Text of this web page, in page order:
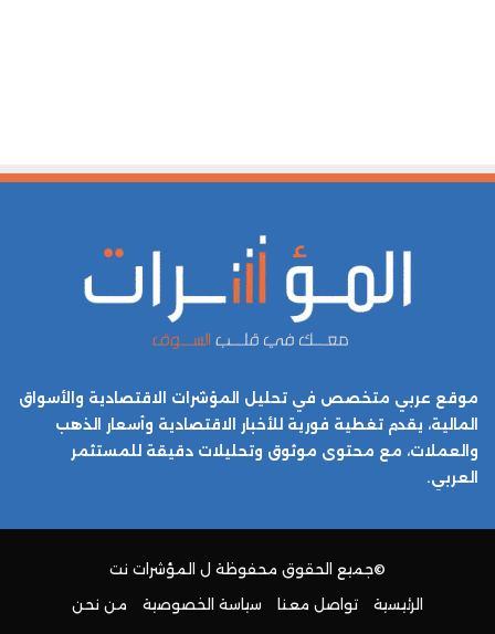
موقع عربي متخصص في تحليل المؤشرات الاقتصادية والأسواق
المالية، يقدم تغطية فورية للأخبار الاقتصادية وأسعار الذهب
والعملات، مع محتوى موثوق وتحليلات دقيقة للمستثمر
العربي.
©جميع الحقوق محفوظة ل المؤشرات نت
الرئيسية
تواصل معنا سياسة الخصوصية من نحن